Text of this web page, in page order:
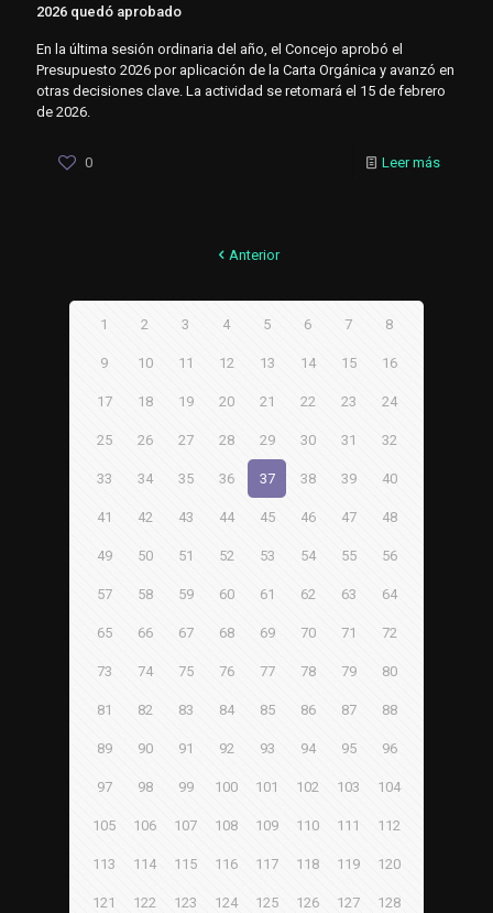
2026 quedó aprobado
En la última sesión ordinaria del año, el Concejo aprobó el
Presupuesto 2026 por aplicación de la Carta Orgánica y avanzó en
otras decisiones clave. La actividad se retomará el 15 de febrero
de 2026.
0 Leer más
Anterior
1 2 3 4 5 6 7 8
9 10 11 12 13 14 15 16
17 18 19 20 21 22 23 24
25 26 27 28 29 30 31 32
33 34 35 36 37 38 39 40
41 42 43 44 45 46 47 48
49 50 51 52 53 54 55 56
57 58 59 60 61 62 63 64
65 66 67 68 69 70 71 72
73 74 75 76 77 78 79 80
81 82 83 84 85 86 87 88
89 90 91 92 93 94 95 96
97 98 99 100 101 102 103 104
105 106 107 108 109 110 111 112
113 114 115 116 117 118 119 120
121 122 123 124 125 126 127 128